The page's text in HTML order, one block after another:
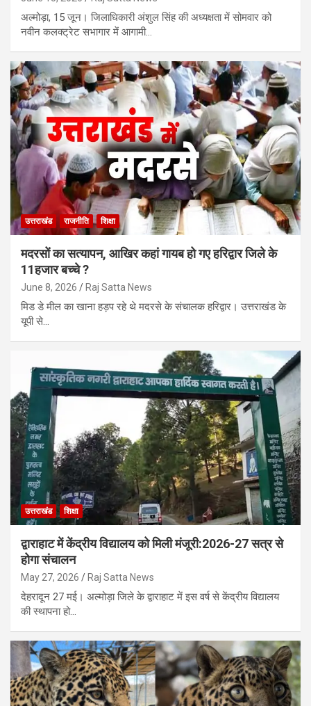
अल्मोड़ा, 15 जून। जिलाधिकारी अंशुल सिंह की अध्यक्षता में सोमवार को
नवीन कलक्ट्रेट सभागार में आगामी…
उत्तराखंड राजनीति शिक्षा
मदरसों का सत्यापन, आखिर कहां गायब हो गए हरिद्वार जिले के
11हजार बच्चे ?
June 8, 2026 Raj Satta News
मिड डे मील का खाना हड़प रहे थे मदरसे के संचालक हरिद्वार। उत्तराखंड के
यूपी से…
उत्तराखंड शिक्षा
द्वाराहाट में केंद्रीय विद्यालय को मिली मंजूरी:2026-27 सत्र से
होगा संचालन
May 27, 2026 Raj Satta News
देहरादून 27 मई। अल्मोड़ा जिले के द्वाराहाट में इस वर्ष से केंद्रीय विद्यालय
की स्थापना हो…